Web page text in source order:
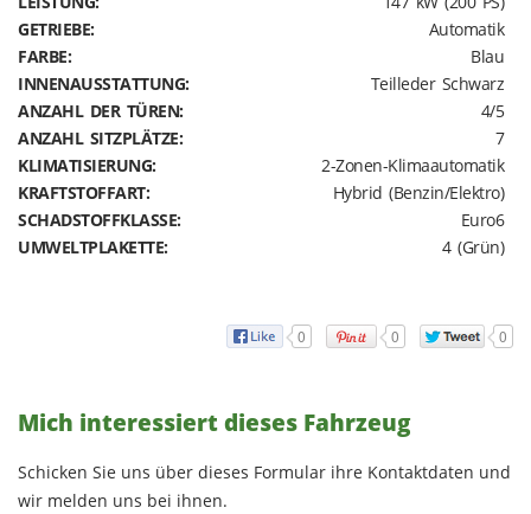
GETRIEBE:
Automatik
FARBE:
Blau
INNENAUSSTATTUNG:
Teilleder Schwarz
ANZAHL DER TÜREN:
4/5
ANZAHL SITZPLÄTZE:
7
KLIMATISIERUNG:
2-Zonen-Klimaautomatik
KRAFTSTOFFART:
Hybrid (Benzin/Elektro)
SCHADSTOFFKLASSE:
Euro6
UMWELTPLAKETTE:
4 (Grün)
0 0 0
Mich interessiert dieses Fahrzeug
Schicken Sie uns über dieses Formular ihre Kontaktdaten und
wir melden uns bei ihnen.